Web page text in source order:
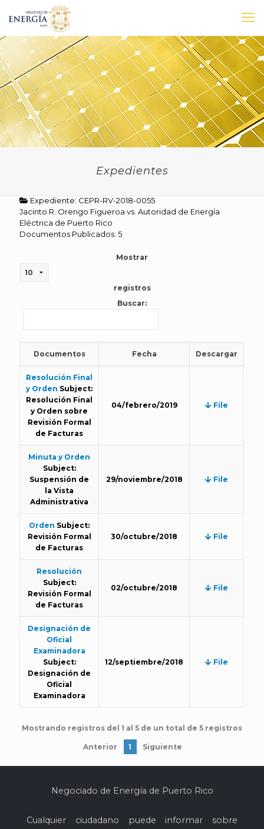
Expedientes
Expediente: CEPR-RV-2018-0055
Jacinto R. Orengo Figueroa vs. Autoridad de Energía
Eléctrica de Puerto Rico
Documentos Publicados: 5
Mostrar
registros
Buscar:
Documentos Fecha Descargar
Resolución Final
y Orden Subject:
Resolución Final
y Orden sobre
Revisión Formal
de Facturas
04/febrero/2019 File
Minuta y Orden
Subject:
Suspensión de
la Vista
Administrativa
29/noviembre/2018 File
Orden Subject:
Revisión Formal
de Facturas
30/octubre/2018 File
Resolución
Subject:
Revisión Formal
de Facturas
02/octubre/2018 File
Designación de
Oficial
Examinadora
Subject:
Designación de
Oficial
Examinadora
12/septiembre/2018 File
Mostrando registros del 1 al 5 de un total de 5 registros
Anterior 1 Siguiente
Negociado de Energía de Puerto Rico
Cualquier ciudadano puede informar sobre